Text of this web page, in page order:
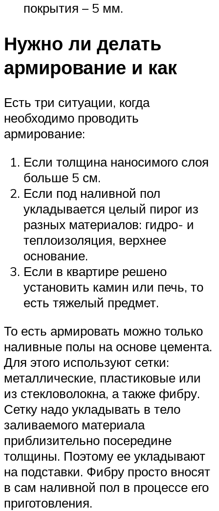
покрытия – 5 мм.
Нужно ли делать
армирование и как
Есть три ситуации, когда
необходимо проводить
армирование:
Если толщина наносимого слоя
больше 5 см.
Если под наливной пол
укладывается целый пирог из
разных материалов: гидро- и
теплоизоляция, верхнее
основание.
Если в квартире решено
установить камин или печь, то
есть тяжелый предмет.
То есть армировать можно только
наливные полы на основе цемента.
Для этого используют сетки:
металлические, пластиковые или
из стекловолокна, а также фибру.
Сетку надо укладывать в тело
заливаемого материала
приблизительно посередине
толщины. Поэтому ее укладывают
на подставки. Фибру просто вносят
в сам наливной пол в процессе его
приготовления.